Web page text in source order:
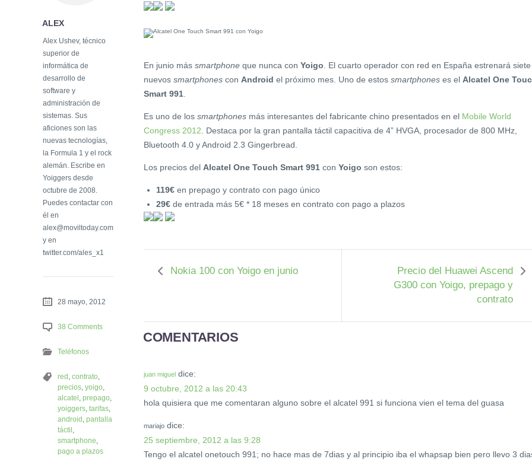
En junio más smartphone que nunca con Yoigo . El cuarto operador con red en España estrenará siete
nuevos smartphones con Android el próximo mes. Uno de estos smartphones es el Alcatel One
Smart 991
Es uno de los smartphones más interesantes del fabricante chino presentados en el Mobile World
Congress 2012 . Destaca por la gran pantalla táctil capacitiva de 4” HVGA, procesador de 800 MHz,
Bluetooth 4.0 y Android 2.3 Gingerbread.
Los precios del Alcatel One Touch Smart 991 con Yoigo son estos:
119€ en prepago y contrato con pago único
29€ de entrada más 5€ * 18 meses en contrato con pago a plazos
Nokia 100 con Yoigo en junio
Precio del Huawei Ascend
G300 con Yoigo, prepago y
contrato
COMENTARIOS
juan miguel dice:
9 octubre, 2012 a las 20:43
hola quisiera que me comentaran alguno sobre el alcatel 991 si funciona vien el tema del guasa
mariajo dice:
25 septiembre, 2012 a las 9:28
Tengo el alcatel onetouch 991; no hace mas de 7dias y al principio iba el whapsap bien pero llevo 3
ALEX
Alex Ushev, técnico
superior de
informática de
desarrollo de
software y
administración de
sistemas. Sus
aficiones son las
nuevas tecnologías,
la Formula 1 y el rock
alemán. Escribe en
Yoiggers desde
octubre de 2008.
Puedes contactar con
él en
alex@moviltoday.com
y en
twitter.com/ales_x1
28 mayo, 2012
38 Comments
Teléfonos
red contrato
precios yoigo
alcatel prepago
yoiggers tarifas
android pantalla
táctil
smartphone
pago a plazos